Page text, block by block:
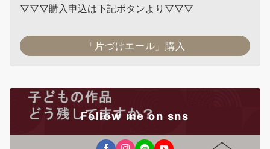
▽▽▽購入申込は下記ボタンより▽▽▽
「片づけエール」購入
Follow me on sns